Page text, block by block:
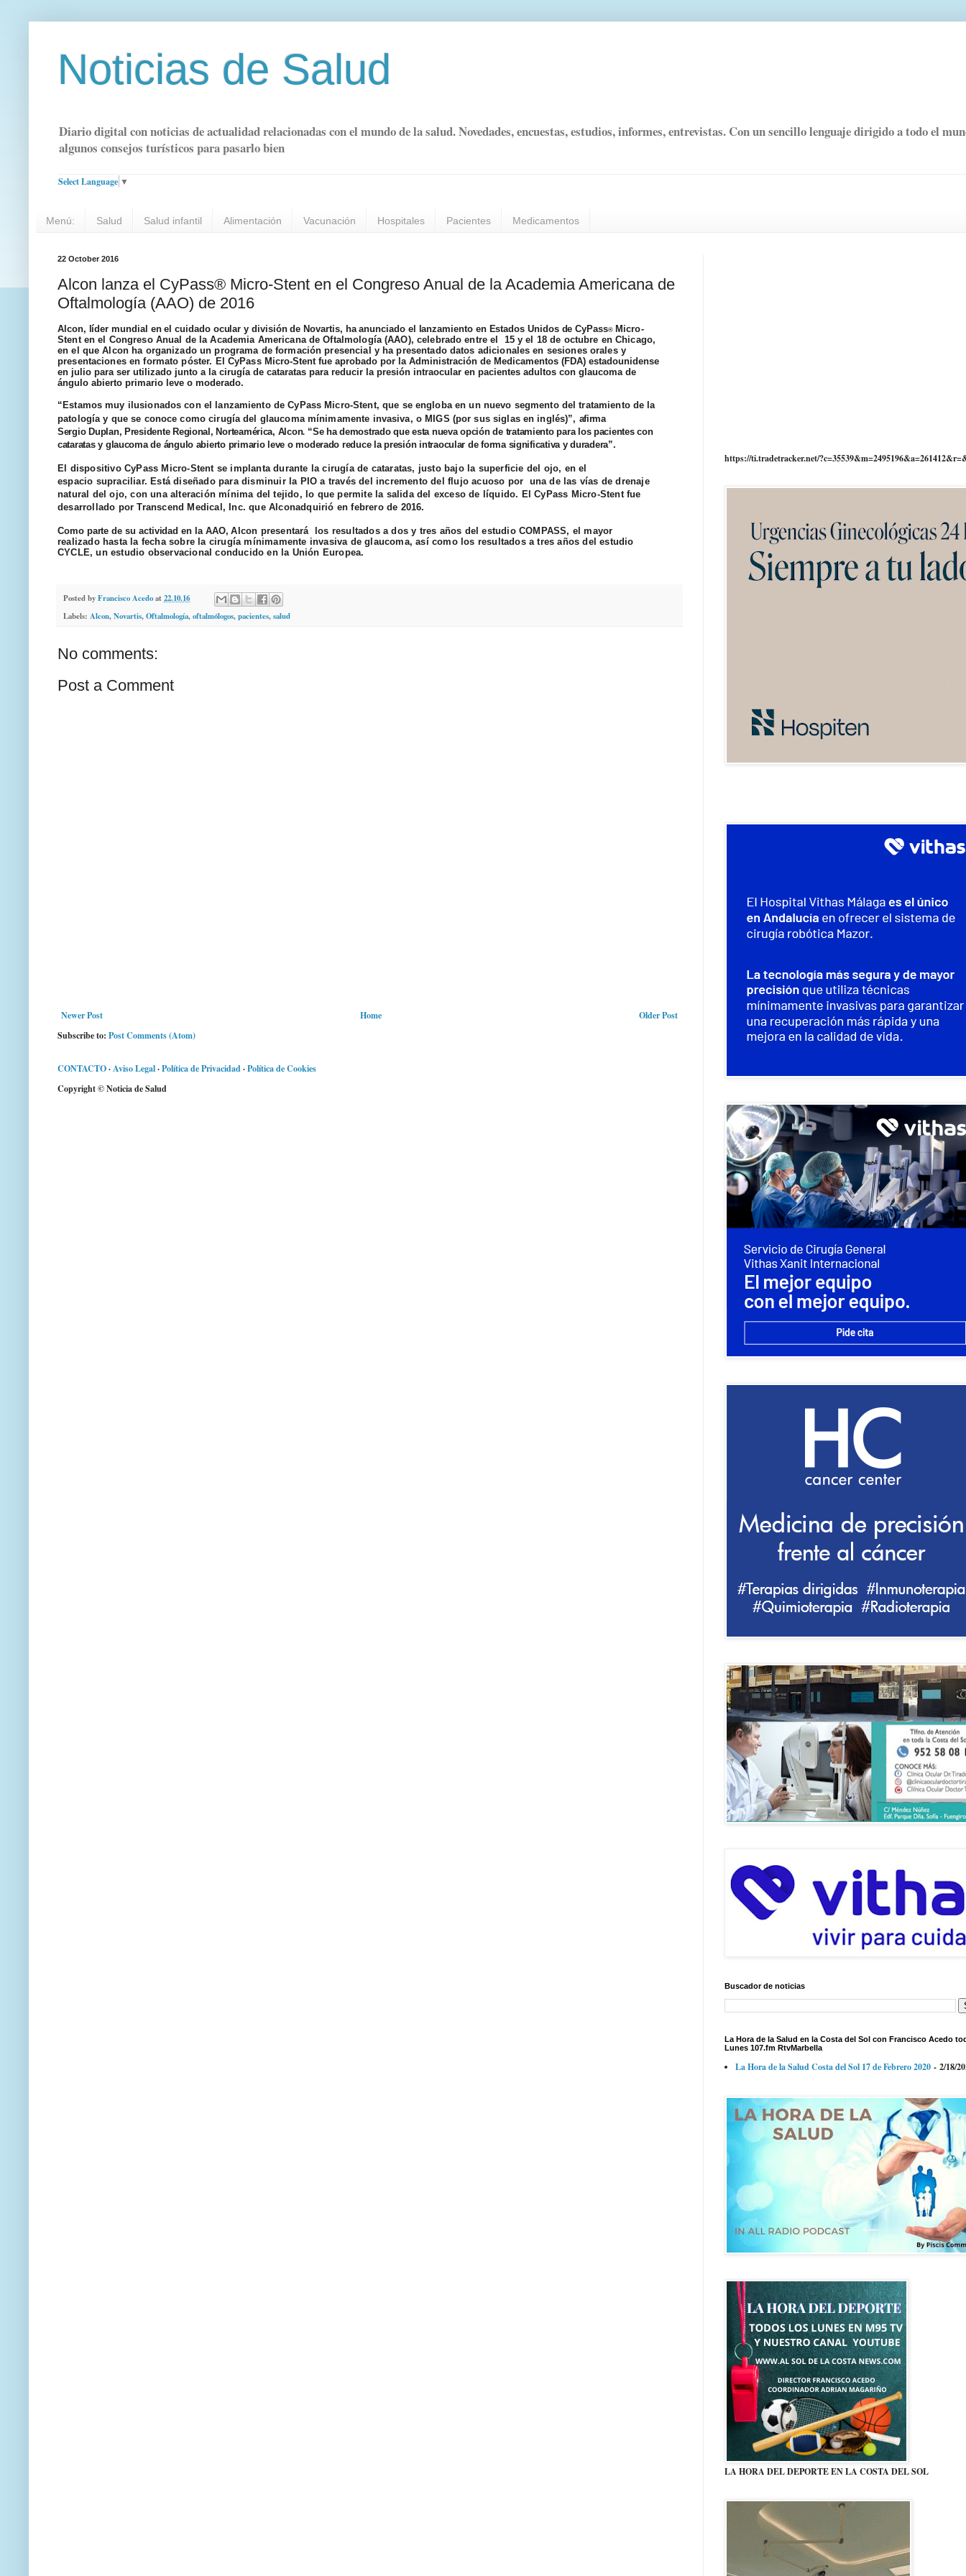
Noticias de Salud
Diario digital con noticias de actualidad relacionadas con el mundo de la salud. Novedades, encuestas, estudios, informes, entrevistas. Con un sencillo lenguaje dirigido a todo el
algunos consejos turísticos para pasarlo bien
Select Language ▼
Menú: Salud Salud infantil Alimentación Vacunación Hospitales Pacientes Medicamentos
22 October 2016
Alcon lanza el CyPass® Micro-Stent en el Congreso Anual de la Academia Americana de
Oftalmología (AAO) de 2016
Alcon, líder mundial en el cuidado ocular y división de Novartis, ha anunciado el lanzamiento en Estados Unidos deCyPass® Micro-
Stenten el Congreso Anual de la Academia Americana de Oftalmología (AAO), celebrado entre el 15 y el 18 de octubre en Chicago,
en el queAlcon ha organizado un programa de formación presencial y ha presentado datos adicionales en sesiones orales y
presentaciones en formato póster. El CyPass Micro-Stentfue aprobado por la Administración de Medicamentos (FDA) estadounidense
en julio para ser utilizado junto a la cirugía de cataratas para reducir la presión intraocular en pacientes adultos con glaucoma de
ángulo abierto primario leve o moderado.
“Estamos muy ilusionados con el lanzamiento deCyPass Micro-Stent, que se engloba en un nuevo segmento del tratamiento de la
patología y que se conoce como cirugía del glaucoma mínimamente invasiva, o MIGS (por sus siglas en inglés)”, afirma
SergioDuplan, Presidente Regional, Norteamérica, Alcon. “Se ha demostrado que esta nueva opción de tratamiento para los pacientes con
cataratas y glaucoma de ángulo abierto primario leve o moderado reduce la presión intraocular de forma significativa y duradera”.
El dispositivo CyPass Micro-Stent se implanta durante la cirugía de cataratas, justo bajo la superficie del ojo, en el
espacio supraciliar. Está diseñado para disminuir la PIO a través del incremento del flujo acuoso por una de las vías de drenaje
natural del ojo, con una alteración mínima del tejido, lo que permite la salida del exceso de líquido. ElCyPass Micro-Stentfue
desarrollado porTranscend Medical, Inc. queAlconadquirió en febrero de 2016.
Como parte de su actividad en la AAO,Alcon presentará los resultados a dos y tres años del estudio COMPASS, el mayor
realizado hasta la fecha sobre la cirugía mínimamente invasiva de glaucoma, así como los resultados a tres años del estudio
CYCLE, un estudio observacional conducido en la Unión Europea.
Posted byFrancisco Acedoat 22.10.16
Labels: Alcon,Novartis,Oftalmología,oftalmólogos,pacientes,salud
No comments:
Post a Comment
Newer Post Older Post
Home
Subscribe to: Post Comments (Atom)
CONTACTO·Aviso Legal·Política de Privacidad·Política de Cookies
Copyright © Noticia de Salud
https://ti.tradetracker.net/
Buscador de noticias
La Hora de la Salud en la Costa del Sol con Francisco Acedo
Lunes 107.fm RtvMarbella
La Hora de la Salud Costa del Sol 17 de Febrero 2020 - 2/18/
LA HORA DEL DEPORTE EN LA COSTA DEL SOL